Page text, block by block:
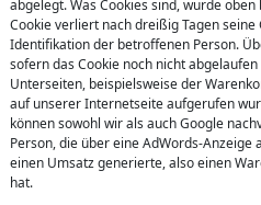
abgelegt. Was Cookies sind, wurde
Cookie verliert nach dreißig Tagen
Identifikation der betroffenen Person.
sofern das Cookie noch nicht
Unterseiten, beispielsweise der
auf unserer Internetseite aufgerufen
können sowohl wir als auch Google
Person, die über eine AdWords-
einen Umsatz generierte, also einen
hat.